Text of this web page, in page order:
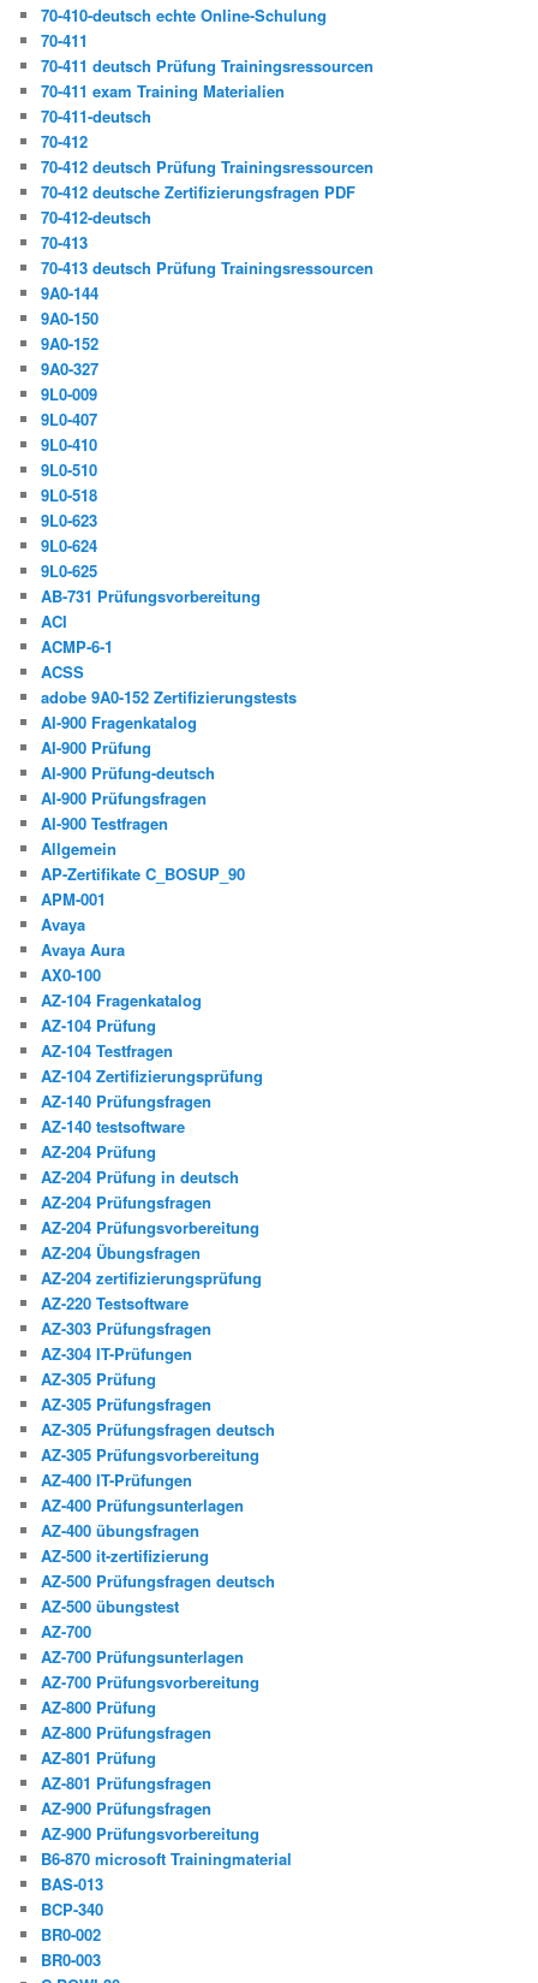
70-410-deutsch echte Online-Schulung
70-411
70-411 deutsch Prüfung Trainingsressourcen
70-411 exam Training Materialien
70-411-deutsch
70-412
70-412 deutsch Prüfung Trainingsressourcen
70-412 deutsche Zertifizierungsfragen PDF
70-412-deutsch
70-413
70-413 deutsch Prüfung Trainingsressourcen
9A0-144
9A0-150
9A0-152
9A0-327
9L0-009
9L0-407
9L0-410
9L0-510
9L0-518
9L0-623
9L0-624
9L0-625
AB-731 Prüfungsvorbereitung
ACI
ACMP-6-1
ACSS
adobe 9A0-152 Zertifizierungstests
AI-900 Fragenkatalog
AI-900 Prüfung
AI-900 Prüfung-deutsch
AI-900 Prüfungsfragen
AI-900 Testfragen
Allgemein
AP-Zertifikate C_BOSUP_90
APM-001
Avaya
Avaya Aura
AX0-100
AZ-104 Fragenkatalog
AZ-104 Prüfung
AZ-104 Testfragen
AZ-104 Zertifizierungsprüfung
AZ-140 Prüfungsfragen
AZ-140 testsoftware
AZ-204 Prüfung
AZ-204 Prüfung in deutsch
AZ-204 Prüfungsfragen
AZ-204 Prüfungsvorbereitung
AZ-204 Übungsfragen
AZ-204 zertifizierungsprüfung
AZ-220 Testsoftware
AZ-303 Prüfungsfragen
AZ-304 IT-Prüfungen
AZ-305 Prüfung
AZ-305 Prüfungsfragen
AZ-305 Prüfungsfragen deutsch
AZ-305 Prüfungsvorbereitung
AZ-400 IT-Prüfungen
AZ-400 Prüfungsunterlagen
AZ-400 übungsfragen
AZ-500 it-zertifizierung
AZ-500 Prüfungsfragen deutsch
AZ-500 übungstest
AZ-700
AZ-700 Prüfungsunterlagen
AZ-700 Prüfungsvorbereitung
AZ-800 Prüfung
AZ-800 Prüfungsfragen
AZ-801 Prüfung
AZ-801 Prüfungsfragen
AZ-900 Prüfungsfragen
AZ-900 Prüfungsvorbereitung
B6-870 microsoft Trainingmaterial
BAS-013
BCP-340
BR0-002
BR0-003